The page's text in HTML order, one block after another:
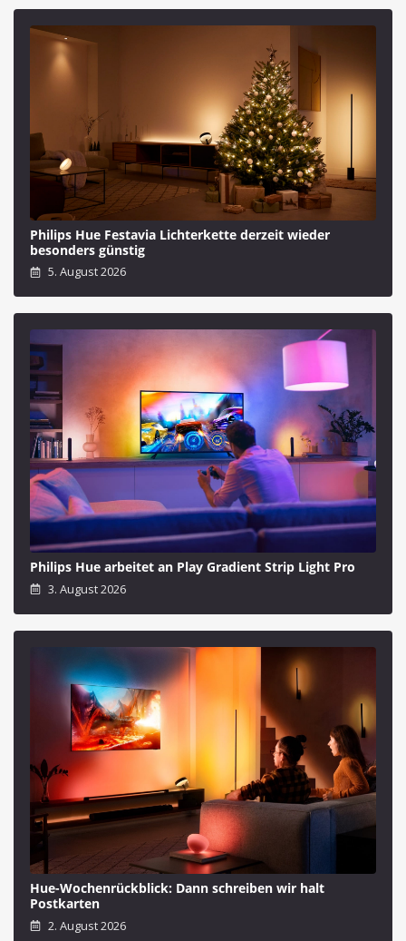
Philips Hue Festavia Lichterkette derzeit wieder
besonders günstig
5. August 2026
Philips Hue arbeitet an Play Gradient Strip Light Pro
3. August 2026
Hue-Wochenrückblick: Dann schreiben wir halt
Postkarten
2. August 2026